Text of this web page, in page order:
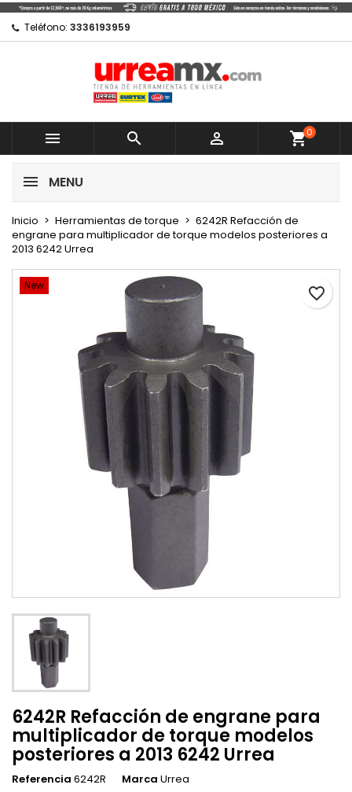
Teléfono: 3336193959
   shopping_cart0
MENU
Inicio Herramientas de torque
6242R Refacción de
engrane para multiplicador de torque modelos posteriores a
2013 6242 Urrea
favorite_border
New
6242R Refacción de engrane para
multiplicador de torque modelos
posteriores a 2013 6242 Urrea
Referencia 6242R Marca Urrea
Mi lista de regalos
Crear nueva lista
Crear lista de deseos
Nombre de la lista de deseos
Cancelar
Iniciar sesión
Debe iniciar sesión para guardar productos en su
lista de deseos.
Cancelar
Iniciar sesión